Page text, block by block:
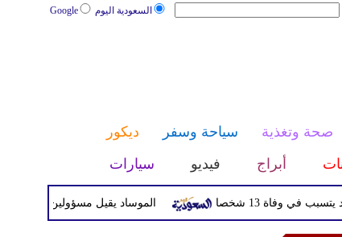
السعودية اليوم Google
صحة وتغذية سياحة وسفر
ديكور
أبراج فيديو سيارات
الموساد يقيل مسؤولين بارزين بعد تعثر 13 شخصا